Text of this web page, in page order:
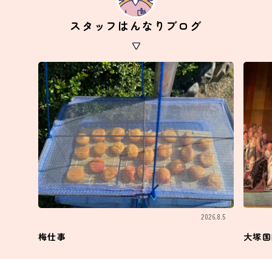
スタッフはんなりブログ
2026.8.5
梅仕事 大塚